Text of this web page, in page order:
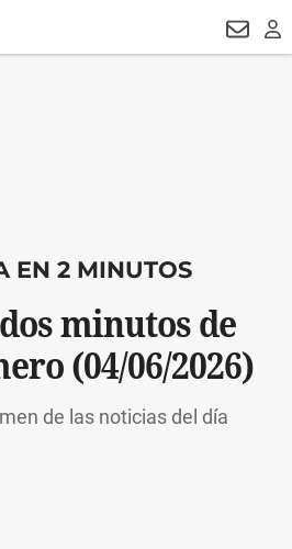
DRON UDA
EN 2 MINUTOS
minutos de
(04/06/2026)
de las noticias del día